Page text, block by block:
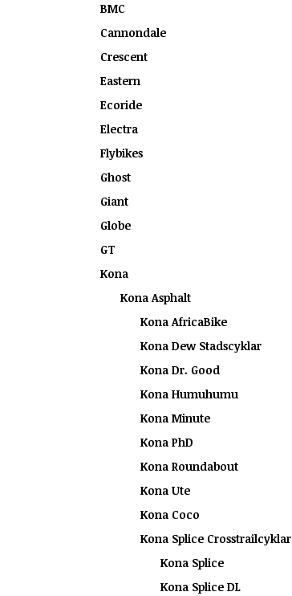
BMC
Cannondale
Crescent
Eastern
Ecoride
Electra
Flybikes
Ghost
Giant
Globe
GT
Kona
Kona Asphalt
Kona AfricaBike
Kona Dew Stadscyklar
Kona Dr. Good
Kona Humuhumu
Kona Minute
Kona PhD
Kona Roundabout
Kona Ute
Kona Coco
Kona Splice Crosstrailcyklar
Kona Splice
Kona Splice DL